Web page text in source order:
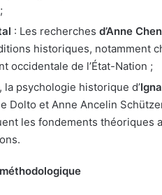
: Les recherches d’Anne
historiques, notamment
occidentale de l’État-Nation ;
la psychologie historique d’
Dolto et Anne Ancelin
les fondements théoriques